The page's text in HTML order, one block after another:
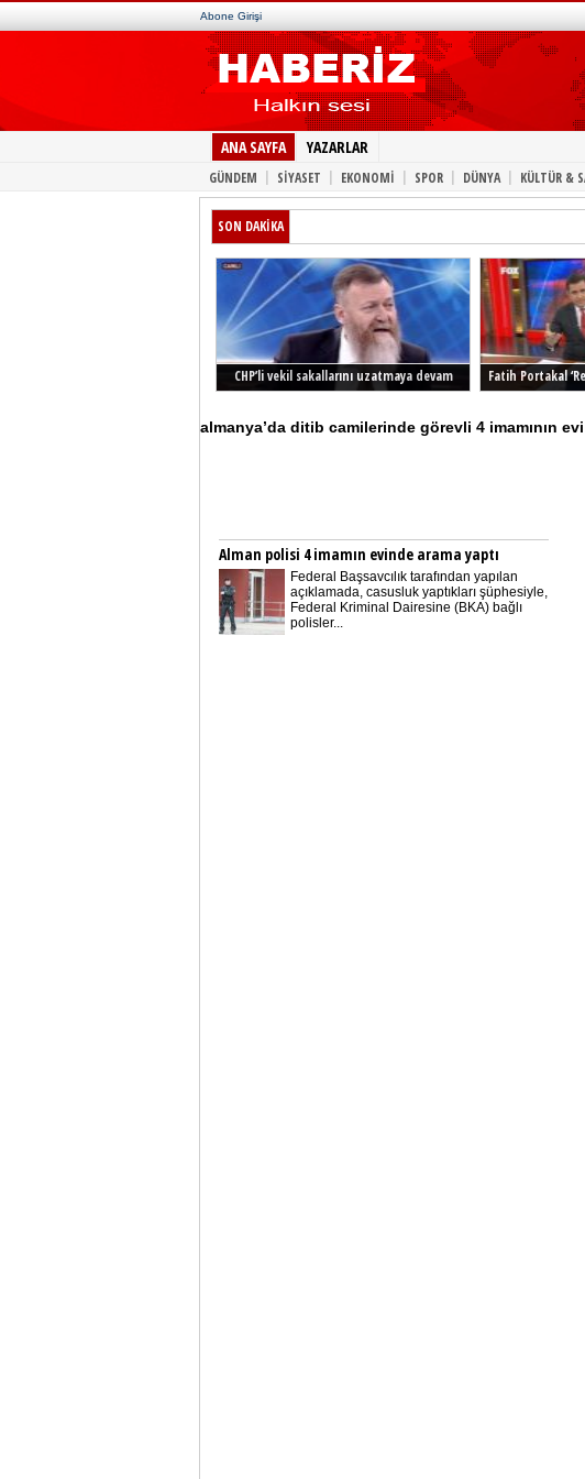
Abone Girişi
ANA SAYFA YAZARLAR
GÜNDEM | SİYASET | EKONOMİ | SPOR | DÜNYA | KÜLTÜR &
SON DAKİKA
CHP’li vekil sakallarını uzatmaya devam
Fatih Portakal
almanya’da ditib camilerinde görevli 4 imamının
Alman polisi 4 imamın evinde arama yaptı
Federal Başsavcılık tarafından yapılan
açıklamada, casusluk yaptıkları şüphesiyle,
Federal Kriminal Dairesine (BKA) bağlı
polisler...